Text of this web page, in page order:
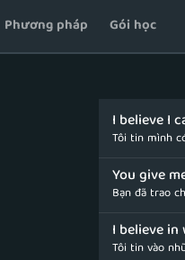
Phương pháp Gói học
I believe I
Tôi tin mình
You give
Bạn đã trao
I believe
Tôi tin vào